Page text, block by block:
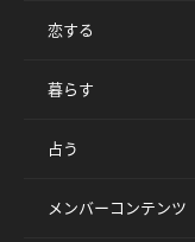
恋する
暮らす
占う
メンバーコンテンツ